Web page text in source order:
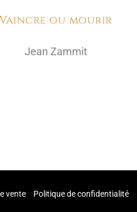
Vaincre ou mourir
Jean Zammit
vente Politique de confidentialité